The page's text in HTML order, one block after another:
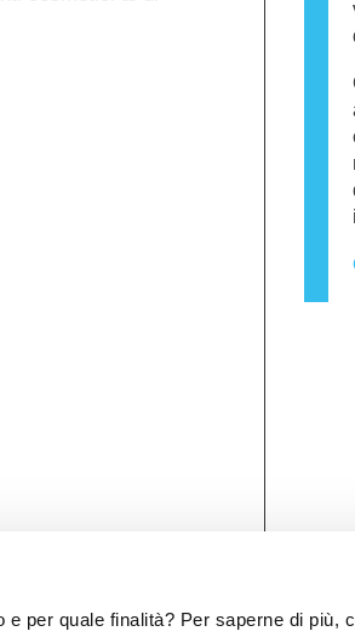
e per quale finalità? Per saperne di più,